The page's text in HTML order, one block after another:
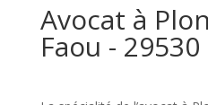
Avocat à
Faou - 29530